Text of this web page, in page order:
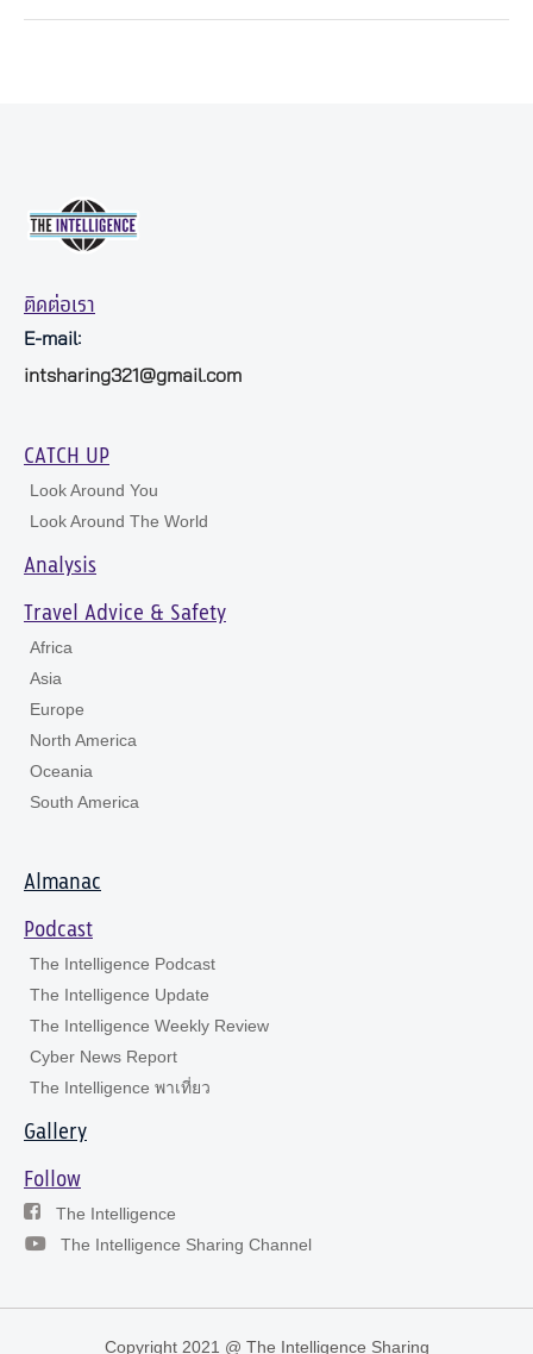
ติดต่อเรา
E-mail:
intsharing321@gmail.com
CATCH UP
Look Around You
Look Around The World
Analysis
Travel Advice & Safety
Africa
Asia
Europe
North America
Oceania
South America
Almanac
Podcast
The Intelligence Podcast
The Intelligence Update
The Intelligence Weekly Review
Cyber News Report
The Intelligence พาเที่ยว
Gallery
Follow
The Intelligence
The Intelligence Sharing Channel
Copyright 2021 @ The Intelligence Sharing